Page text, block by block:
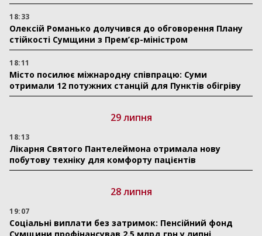
18:33
Олексій Романько долучився до обговорення Плану
стійкості Сумщини з Прем’єр-міністром
18:11
Місто посилює міжнародну співпрацю: Суми
отримали 12 потужних станцій для Пунктів обігріву
29 липня
18:13
Лікарня Святого Пантелеймона отримала нову
побутову техніку для комфорту пацієнтів
28 липня
19:07
Соціальні виплати без затримок: Пенсійний фонд